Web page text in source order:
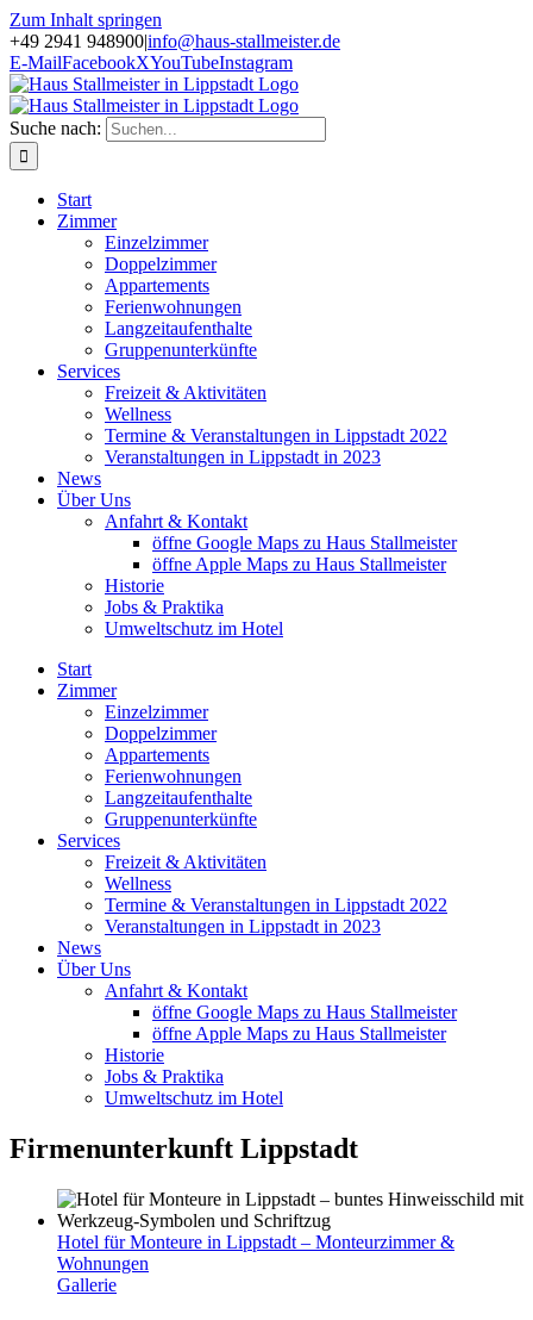
Zum Inhalt springen
+49 2941 948900|info@haus-stallmeister.de
E-MailFacebookXYouTubeInstagram
Suche nach:
Start
Zimmer
Einzelzimmer
Doppelzimmer
Appartements
Ferienwohnungen
Langzeitaufenthalte
Gruppenunterkünfte
Services
Freizeit & Aktivitäten
Wellness
Termine & Veranstaltungen in Lippstadt 2022
Veranstaltungen in Lippstadt in 2023
News
Über Uns
Anfahrt & Kontakt
öffne Google Maps zu Haus Stallmeister
öffne Apple Maps zu Haus Stallmeister
Historie
Jobs & Praktika
Umweltschutz im Hotel
Start
Zimmer
Einzelzimmer
Doppelzimmer
Appartements
Ferienwohnungen
Langzeitaufenthalte
Gruppenunterkünfte
Services
Freizeit & Aktivitäten
Wellness
Termine & Veranstaltungen in Lippstadt 2022
Veranstaltungen in Lippstadt in 2023
News
Über Uns
Anfahrt & Kontakt
öffne Google Maps zu Haus Stallmeister
öffne Apple Maps zu Haus Stallmeister
Historie
Jobs & Praktika
Umweltschutz im Hotel
Firmenunterkunft Lippstadt
Hotel für Monteure in Lippstadt – Monteurzimmer &
Wohnungen
Gallerie